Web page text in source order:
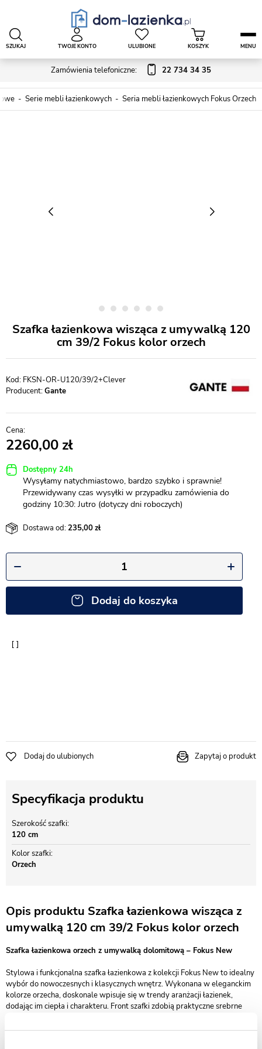
Zamówienia telefoniczne: 22 734 34 35
SZUKAJ TWOJE KONTO ULUBIONE KOSZYK MENU
Serie mebli łazienkowych Seria mebli łazienkowych Fokus Orzech
Szafka łazienkowa wisząca z umywalką 120
cm 39/2 Fokus kolor orzech
FKSN-OR-U120/39/2+Clever
Producent:Gante
2260,00
Dostępny 24h
Wysyłamy natychmiastowo, bardzo szybko i sprawnie!
Przewidywany czas wysyłki w przypadku zamówienia do
godziny 10:30: Jutro (dotyczy dni roboczych)
Dostawa od:235,00
Dodaj do koszyka
Dodaj do ulubionych Zapytaj o produkt
Specyfikacja produktu
Szerokość szafki
120 cm
Kolor szafki
Orzech
Opis produktu Szafka łazienkowa wisząca z
umywalką 120 cm 39/2 Fokus kolor orzech
Szafka łazienkowa orzech z umywalką dolomitową – Fokus New
Stylowa i funkcjonalna szafka łazienkowa z kolekcji Fokus New to idealny
wybór do nowoczesnych i klasycznych wnętrz. Wykonana w eleganckim
kolorze orzecha, doskonale wpisuje się w trendy aranżacji łazienek,
dodając im ciepła i charakteru. Front szafki zdobią praktyczne srebrne